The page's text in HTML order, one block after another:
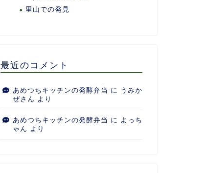
里山での発見
最近のコメント
あめつちキッチンの発酵弁当 に うみか
ぜさん より
あめつちキッチンの発酵弁当 に よっち
ゃん より